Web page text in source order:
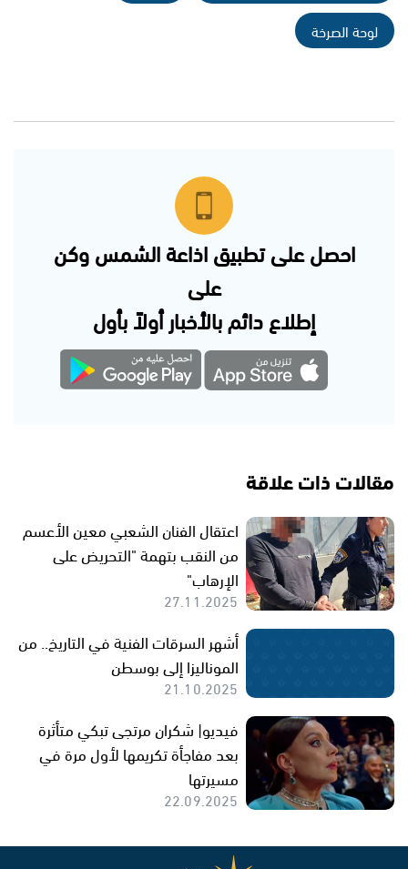
لوحة الصرخة
احصل على تطبيق اذاعة الشمس وكن
على
إطلاع دائم بالأخبار أولاً بأول
مقالات ذات علاقة
اعتقال الفنان الشعبي معين الأعسم
من النقب بتهمة "التحريض على
الإرهاب"
27.11.2025
أشهر السرقات الفنية في التاريخ.. من
الموناليزا إلى بوسطن
21.10.2025
فيديو| شكران مرتجى تبكي متأثرة
بعد مفاجأة تكريمها لأول مرة في
مسيرتها
22.09.2025